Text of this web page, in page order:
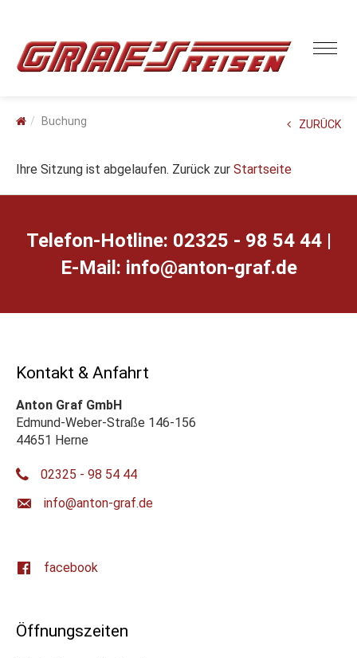
Buchung ZURÜCK
Ihre Sitzung ist abgelaufen. Zurück zur Startseite
Telefon-Hotline: 02325 - 98 54 44 |
E-Mail: ed.farg-notna@ofni
Kontakt & Anfahrt
Anton Graf GmbH
Edmund-Weber-Straße 146-156
44651 Herne
02325 - 98 54 44
ed.farg-notna@ofni
facebook
Öffnungszeiten